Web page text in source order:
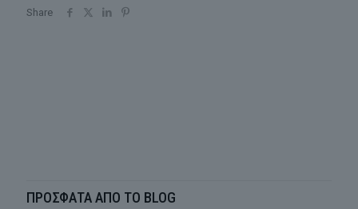
Share
ΠΡΟΣΦΑΤΑ ΑΠΟ ΤΟ BLOG